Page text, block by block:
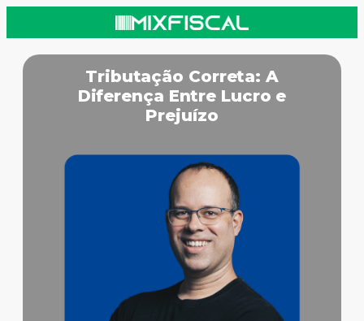
Tributação Correta: A
Diferença Entre Lucro e
Prejuízo